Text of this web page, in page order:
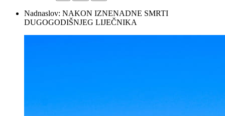
Nadnaslov: NAKON IZNENADNE SMRTI
DUGOGODIŠNJEG LIJEČNIKA